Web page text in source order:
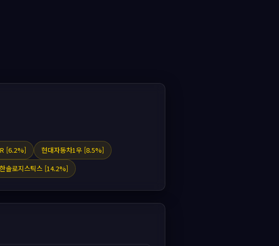
[6.2%]
현대자동차1우 [8.5%]
한솔로지스틱스 [14.2%]